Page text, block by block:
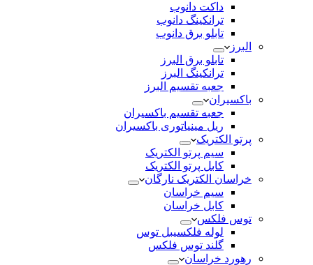
داکت دانوب
ترانکینگ دانوب
تابلو برق دانوب
البرز
تابلو برق البرز
ترانکینگ البرز
جعبه تقسیم البرز
باکسیران
جعبه تقسیم باکسیران
ریل مینیاتوری باکسیران
پرتو الکتریک
سیم پرتو الکتریک
کابل پرتو الکتریک
خراسان الکتریک نارگان
سیم خراسان
کابل خراسان
توس فلکس
لوله فلکسیبل توس
گلند توس فلکس
رهورد خراسان